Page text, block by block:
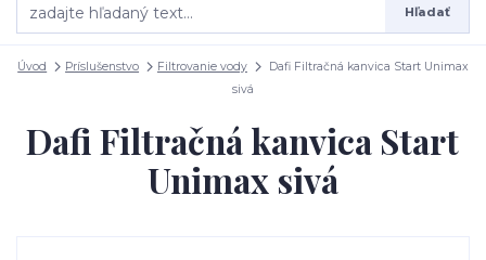
Hľadať
Úvod Príslušenstvo Filtrovanie vody
Dafi Filtračná kanvica Start Unimax
sivá
Dafi Filtračná kanvica Start
Unimax sivá